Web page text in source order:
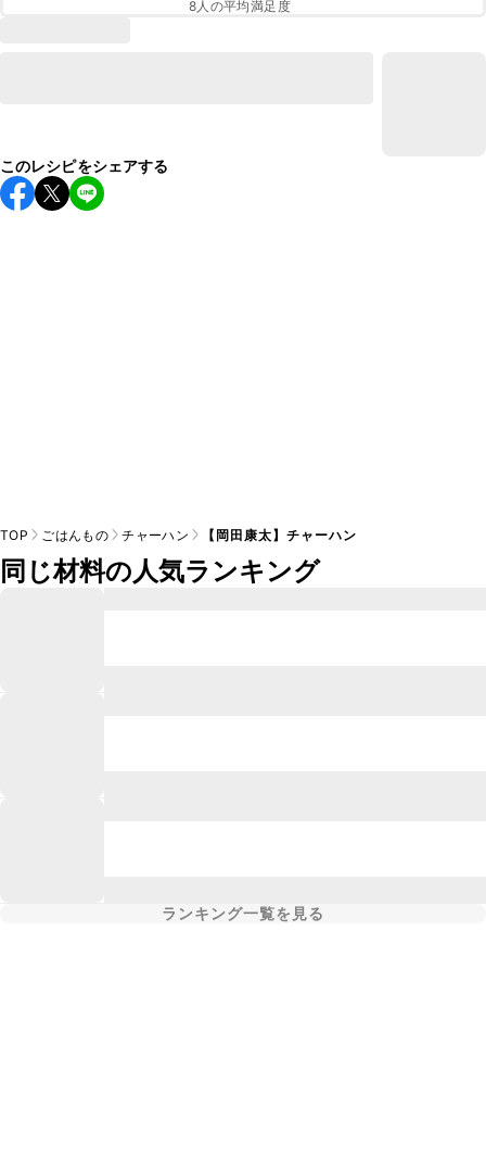
8人の平均満足度
このレシピをシェアする
TOP ごはんもの チャーハン 【岡田康太】チャーハン
同じ材料の人気ランキング
ランキング一覧を見る